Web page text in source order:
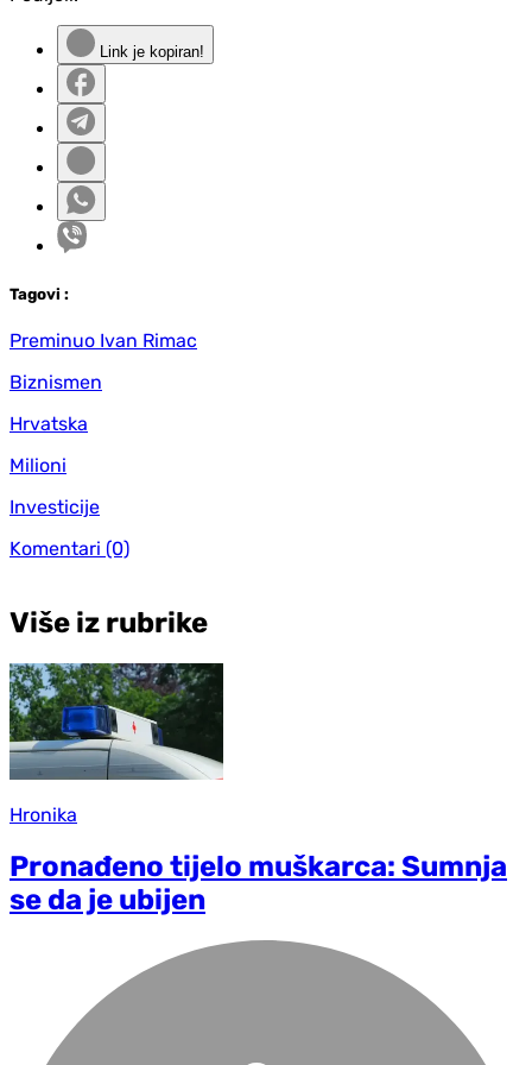
Link je kopiran!
Tagovi :
Preminuo Ivan Rimac
Biznismen
Hrvatska
Milioni
Investicije
Komentari (0)
Više iz rubrike
Hronika
Pronađeno tijelo muškarca: Sumnja
se da je ubijen